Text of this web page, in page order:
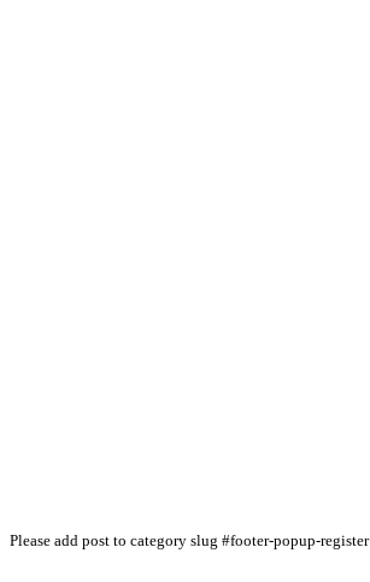
Please add post to category slug #footer-popup-register